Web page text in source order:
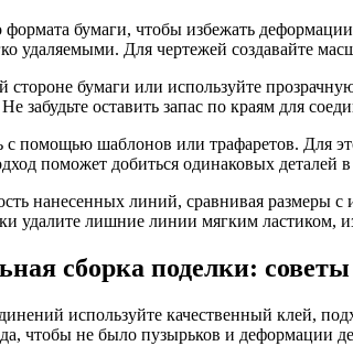
бумаги, чтобы избежать
удаляемыми. Для чертежей создавайте
стороне бумаги или используйте
забудьте оставить запас по краям для
помощью шаблонов или трафаретов. Для
поможет добиться одинаковых деталей
нанесенных линий, сравнивая размеры
удалите лишние линии мягким ластиком,
сборка поделки:
используйте качественный клей,
чтобы не было пузырьков и деформации